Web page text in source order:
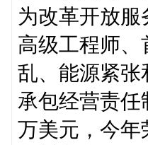
为改革开放服
高级工程师
乱、能源紧张
承包经营责
万美元，今年